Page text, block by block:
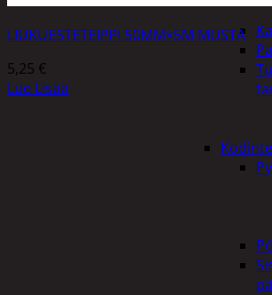
LIUKUESTETEIPPI 50MM×5M MUSTA
5,25 €
Lue Lisää